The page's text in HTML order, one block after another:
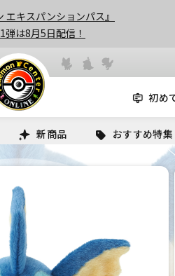
エキスパンションパス』
弾は8月5日配信！
初め
新商品 おすすめ特集